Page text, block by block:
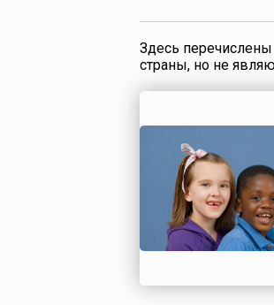
Здесь
страны, но не